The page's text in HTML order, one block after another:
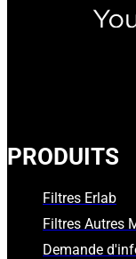
PRODUITS
Filtres Erlab
Filtres Autres
Demande